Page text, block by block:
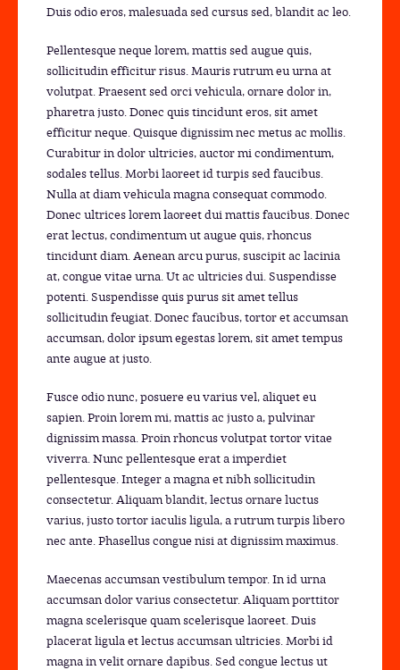
Duis odio eros, malesuada sed cursus sed, blandit ac leo.
Pellentesque neque lorem, mattis sed augue quis,
sollicitudin efficitur risus. Mauris rutrum eu urna at
volutpat. Praesent sed orci vehicula, ornare dolor in,
pharetra justo. Donec quis tincidunt eros, sit amet
efficitur neque. Quisque dignissim nec metus ac mollis.
Curabitur in dolor ultricies, auctor mi condimentum,
sodales tellus. Morbi laoreet id turpis sed faucibus.
Nulla at diam vehicula magna consequat commodo.
Donec ultrices lorem laoreet dui mattis faucibus. Donec
erat lectus, condimentum ut augue quis, rhoncus
tincidunt diam. Aenean arcu purus, suscipit ac lacinia
at, congue vitae urna. Ut ac ultricies dui. Suspendisse
potenti. Suspendisse quis purus sit amet tellus
sollicitudin feugiat. Donec faucibus, tortor et accumsan
accumsan, dolor ipsum egestas lorem, sit amet tempus
ante augue at justo.
Fusce odio nunc, posuere eu varius vel, aliquet eu
sapien. Proin lorem mi, mattis ac justo a, pulvinar
dignissim massa. Proin rhoncus volutpat tortor vitae
viverra. Nunc pellentesque erat a imperdiet
pellentesque. Integer a magna et nibh sollicitudin
consectetur. Aliquam blandit, lectus ornare luctus
varius, justo tortor iaculis ligula, a rutrum turpis libero
nec ante. Phasellus congue nisi at dignissim maximus.
Maecenas accumsan vestibulum tempor. In id urna
accumsan dolor varius consectetur. Aliquam porttitor
magna scelerisque quam scelerisque laoreet. Duis
placerat ligula et lectus accumsan ultricies. Morbi id
magna in velit ornare dapibus. Sed congue lectus ut